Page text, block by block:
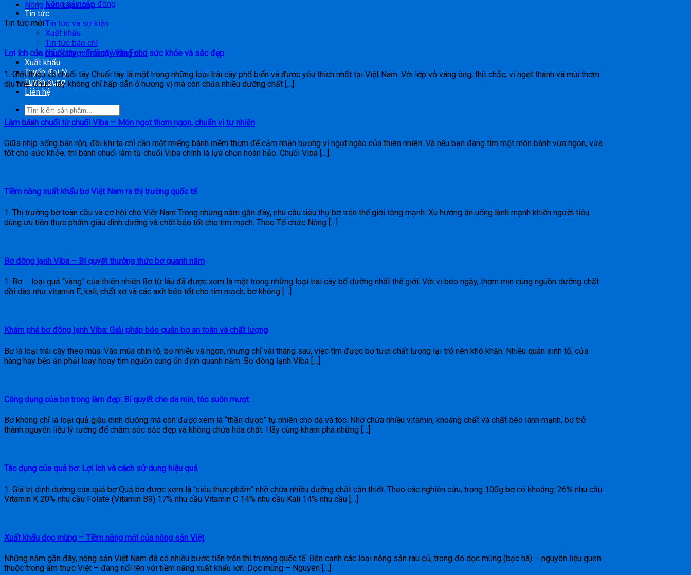
Nông sản cấp đông
Tin tức
Tin tức và sự kiện
Xuất khẩu
Tin tức báo chí
Nấu ăn ngon cùng Viba Food
Xuất khẩu
Tuyển đại lý
Tuyển dụng
Liên hệ
Nông sản cấp đông
Tin tức mới
Lợi ích của chuối tây – Trái cây vàng cho sức khỏe và sắc đẹp
1. Giới thiệu về chuối tây Chuối tây là một trong những loại trái cây phổ biến và được yêu thích nhất tại Việt Nam. Với lớp vỏ vàng óng, thịt chắc, vị ngọt thanh và mùi thơm
dịu nhẹ. Chuối tây không chỉ hấp dẫn ở hương vị mà còn chứa nhiều dưỡng chất […]
Làm bánh chuối từ chuối Viba – Món ngọt thơm ngon, chuẩn vị tự nhiên
Giữa nhịp sống bận rộn, đôi khi ta chỉ cần một miếng bánh mềm thơm để cảm nhận hương vị ngọt ngào của thiên nhiên. Và nếu bạn đang tìm một món bánh vừa ngon, vừa
tốt cho sức khỏe, thì bánh chuối làm từ chuối Viba chính là lựa chọn hoàn hảo. Chuối Viba […]
Tiềm năng xuất khẩu bơ Việt Nam ra thị trường quốc tế
1. Thị trường bơ toàn cầu và cơ hội cho Việt Nam Trong những năm gần đây, nhu cầu tiêu thụ bơ trên thế giới tăng mạnh. Xu hướng ăn uống lành mạnh khiến người tiêu
dùng ưu tiên thực phẩm giàu dinh dưỡng và chất béo tốt cho tim mạch. Theo Tổ chức Nông […]
Bơ đông lạnh Viba – Bí quyết thưởng thức bơ quanh năm
1. Bơ – loại quả “vàng” của thiên nhiên Bơ từ lâu đã được xem là một trong những loại trái cây bổ dưỡng nhất thế giới. Với vị béo ngậy, thơm mịn cùng nguồn dưỡng chất
dồi dào như vitamin E, kali, chất xơ và các axit béo tốt cho tim mạch, bơ không […]
Khám phá bơ đông lạnh Viba: Giải pháp bảo quản bơ an toàn và chất lượng
Bơ là loại trái cây theo mùa. Vào mùa chín rộ, bơ nhiều và ngon, nhưng chỉ vài tháng sau, việc tìm được bơ tươi chất lượng lại trở nên khó khăn. Nhiều quán sinh tố, cửa
hàng hay bếp ăn phải loay hoay tìm nguồn cung ổn định quanh năm. Bơ đông lạnh Viba […]
Công dụng của bơ trong làm đẹp: Bí quyết cho da mịn, tóc suôn mượt
Bơ không chỉ là loại quả giàu dinh dưỡng mà còn được xem là “thần dược” tự nhiên cho da và tóc. Nhờ chứa nhiều vitamin, khoáng chất và chất béo lành mạnh, bơ trở
thành nguyên liệu lý tưởng để chăm sóc sắc đẹp và không chứa hóa chất. Hãy cùng khám phá những […]
Tác dụng của quả bơ: Lợi ích và cách sử dụng hiệu quả
1. Giá trị dinh dưỡng của quả bơ Quả bơ được xem là “siêu thực phẩm” nhờ chứa nhiều dưỡng chất cần thiết. Theo các nghiên cứu, trong 100g bơ có khoảng: 26% nhu cầu
Vitamin K 20% nhu cầu Folate (Vitamin B9) 17% nhu cầu Vitamin C 14% nhu cầu Kali 14% nhu cầu […]
Xuất khẩu dọc mùng – Tiềm năng mới của nông sản Việt
Những năm gần đây, nông sản Việt Nam đã có nhiều bước tiến trên thị trường quốc tế. Bên cạnh các loại nông sản rau củ, trong đó dọc mùng (bạc hà) – nguyên liệu quen
thuộc trong ẩm thực Việt – đang nổi lên với tiềm năng xuất khẩu lớn. Dọc mùng – Nguyên […]